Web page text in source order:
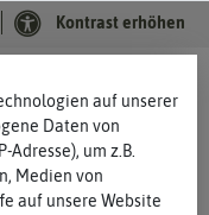
Kontrast erhöhen
auf unserer
Daten von
Adresse), um z.B.
Medien von
auf unsere Website